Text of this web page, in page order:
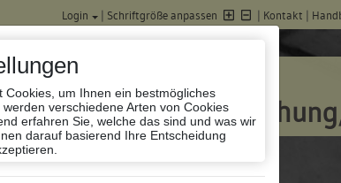
Cookies, um Ihnen ein bestmögliches
verschiedene Arten von Cookies
erfahren Sie, welche das sind und was wir
darauf basierend Ihre Entscheidung
Login | Schriftgröße anpassen | Kontakt |
Datenbank